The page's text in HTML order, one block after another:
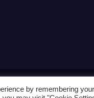
by remembering